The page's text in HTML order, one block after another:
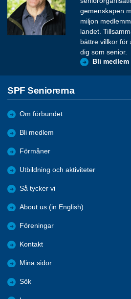
gemenskapen
miljon
landet.
bättre villkor för
dig som senior.
Bli
SPF Seniorerna
Om förbundet
Bli medlem
Förmåner
Utbildning och aktiviteter
Så tycker vi
About us (in English)
Föreningar
Kontakt
Mina sidor
Sök